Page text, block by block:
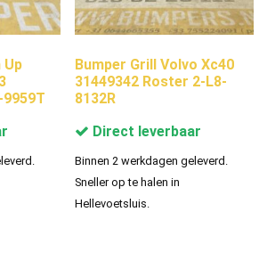
Up
Bumper Grill Volvo Xc40
31449342 Roster 2-L8-
8132R
Direct leverbaar
Binnen 2 werkdagen geleverd.
Sneller op te halen in
Hellevoetsluis.